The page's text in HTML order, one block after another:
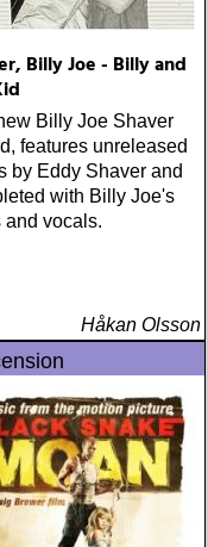
Billy Joe - Billy and
Billy Joe Shaver
features unreleased
by Eddy Shaver and
with Billy Joe's
and vocals.
Håkan Olsson